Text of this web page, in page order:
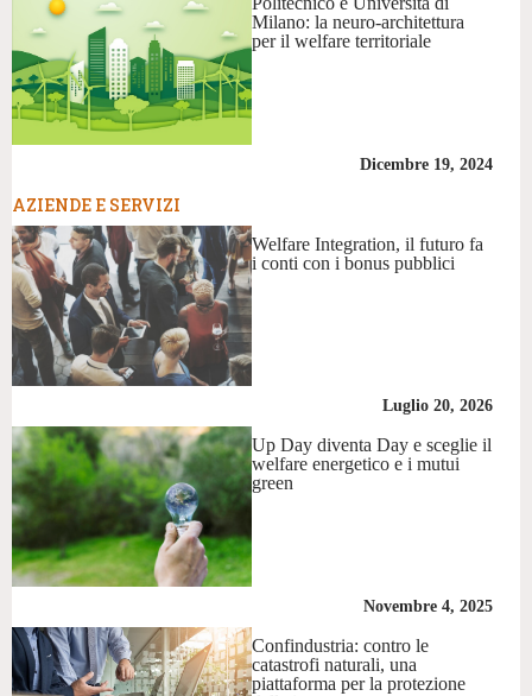
Milano: la neuro-architettura
per il welfare territoriale
Dicembre 19, 2024
AZIENDE E SERVIZI
Welfare Integration, il futuro fa
i conti con i bonus pubblici
Luglio 20, 2026
Up Day diventa Day e sceglie il
welfare energetico e i mutui
green
Novembre 4, 2025
Confindustria: contro le
catastrofi naturali, una
piattaforma per la protezione